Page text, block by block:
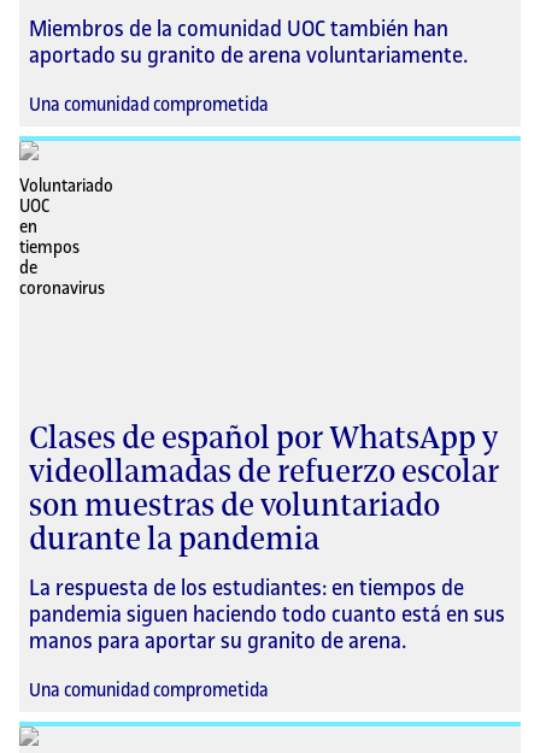
Miembros de la comunidad UOC también han
aportado su granito de arena voluntariamente.
Una comunidad comprometida
Clases de español por WhatsApp y
videollamadas de refuerzo escolar
son muestras de voluntariado
durante la pandemia
La respuesta de los estudiantes: en tiempos de
pandemia siguen haciendo todo cuanto está en sus
manos para aportar su granito de arena.
Una comunidad comprometida